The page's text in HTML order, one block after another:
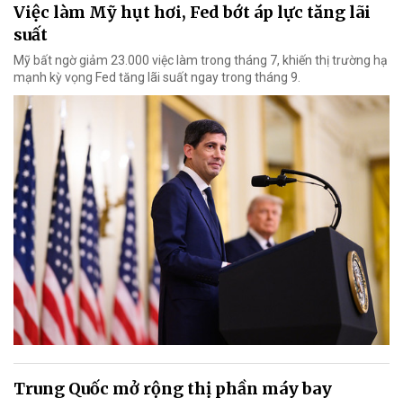
Việc làm Mỹ hụt hơi, Fed bớt áp lực tăng lãi
suất
Mỹ bất ngờ giảm 23.000 việc làm trong tháng 7, khiến thị trường hạ
mạnh kỳ vọng Fed tăng lãi suất ngay trong tháng 9.
Trung Quốc mở rộng thị phần máy bay